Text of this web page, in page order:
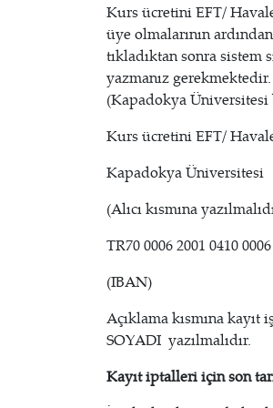
Kurs ücretini EFT/
üye olmalarının
tıkladıktan sonra sistem
yazmanız
(Kapadokya
Kurs ücretini EFT/
Kapadokya Üniversitesi
(Alıcı kısmına
TR70 0006 2001 0410
(IBAN)
Açıklama kısmına
SOYADI yazılmalıdır.
Kayıt iptalleri için son